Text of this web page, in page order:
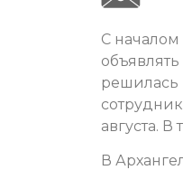
С
решилась
августа.
В